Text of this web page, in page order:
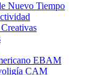
Nuevo Tiempo
EBAM
CAM